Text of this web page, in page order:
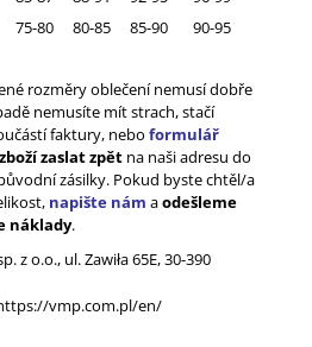
75-80 80-85 85-90 90-95
rozměry oblečení nemusí dobře
nemusíte mít strach, stačí
faktury, nebo formulář
zboží zaslat zpět na naši adresu do
zásilky. Pokud byste chtěl/a
napište nám aodešleme
náklady.
z o.o., ul. Zawiła 65E, 30-390
vmp.com.pl/en/